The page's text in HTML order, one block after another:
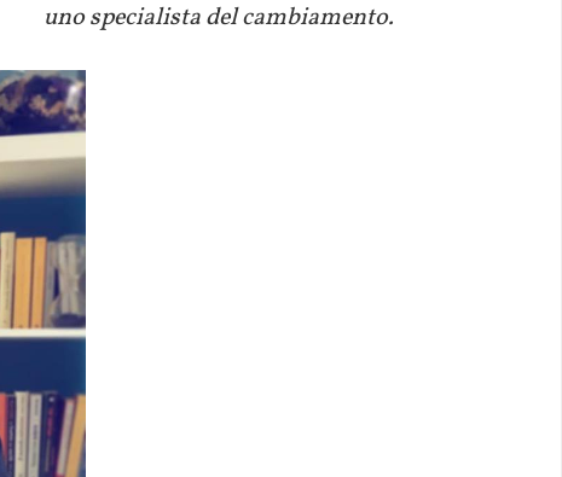
uno specialista del cambiamento.